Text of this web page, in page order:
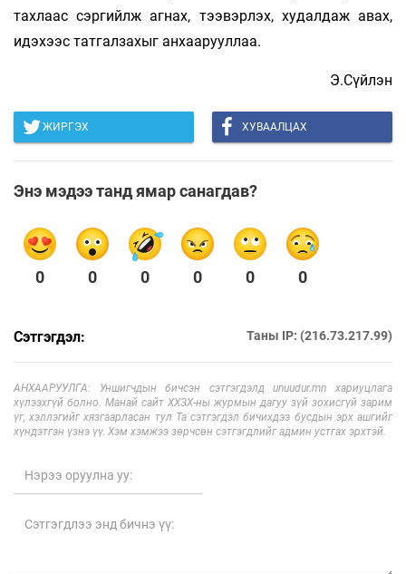
тахлаас сэргийлж агнах, тээвэрлэх, худалдаж авах,
идэхээс татгалзахыг анхаарууллаа.
Э.Сүйлэн
ЖИРГЭХ ХУВААЛЦАХ
Энэ мэдээ танд ямар санагдав?
0 0 0 0 0 0
Сэтгэгдэл: Таны IP: (216.73.217.99)
АНХААРУУЛГА: Уншигчдын бичсэн сэтгэгдэлд unuudur.mn хариуцлага
хүлээхгүй болно. Манай сайт ХХЗХ-ны журмын дагуу зүй зохисгүй зарим
үг, хэллэгийг хязгаарласан тул Та сэтгэгдэл бичихдээ бусдын эрх ашгийг
хүндэтгэн үзнэ үү. Хэм хэмжээ зөрчсөн сэтгэгдлийг админ устгах эрхтэй.